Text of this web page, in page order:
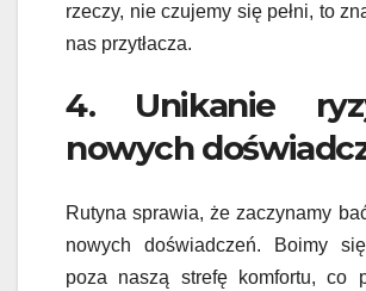
rzeczy, nie czujemy się pełni, to
nas przytłacza.
4. Unikanie
nowych
Rutyna sprawia, że zaczynamy
nowych doświadczeń. Boimy
poza naszą strefę komfortu, co